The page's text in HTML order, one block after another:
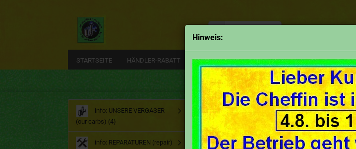
Hinweis:
STARTSEITE HÄNDLER-RABATT EMAIL TELEFON SUCHE REPARATUREN
Startseite » Literatur (books) » Fahrzeuge »
Horex Literatur
info: UNSERE VERGASER
(our carbs) (4)
info: REPARATUREN (repair)